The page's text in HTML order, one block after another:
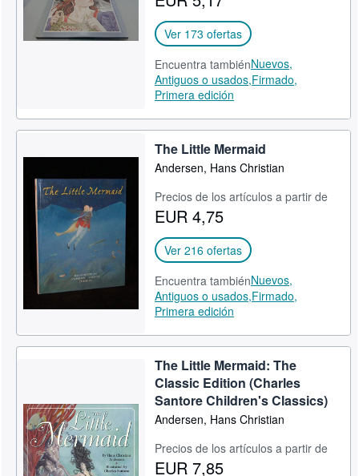
Ver 173 ofertas
Encuentra tambiénNuevos,
Antiguos o usados,Firmado,
Primera edición
The Little Mermaid
Andersen, Hans Christian
Precios de los artículos a partir de
EUR 4,75
Ver 216 ofertas
Encuentra tambiénNuevos,
Antiguos o usados,Firmado,
Primera edición
The Little Mermaid: The
Classic Edition (Charles
Santore Children's Classics)
Andersen, Hans Christian
Precios de los artículos a partir de
EUR 7,85